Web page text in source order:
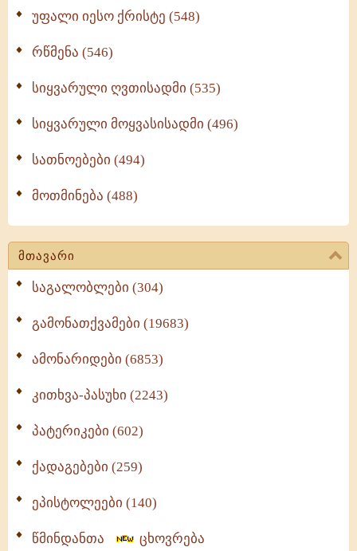
უფალი იესო ქრისტე (548)
რწმენა (546)
სიყვარული ღვთისადმი (535)
სიყვარული მოყვასისადმი (496)
სათნოებები (494)
მოთმინება (488)
მთავარი
საგალობლები (304)
გამონათქვამები (19683)
ამონარიდები (6853)
კითხვა-პასუხი (2243)
პატერიკები (602)
ქადაგებები (259)
ეპისტოლეები (140)
წმინდანთა ცხოვრება